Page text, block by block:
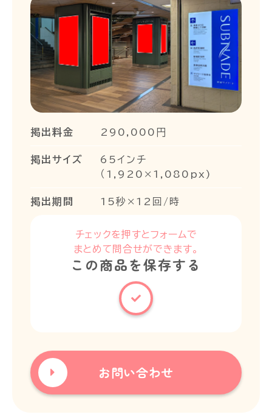
掲出料金 290,000円
掲出サイズ
65インチ
（1,920×1,080px)
掲出期間 15秒×12回/時
チェックを押すとフォームで
まとめて問合せができます。
この商品を保存する
お問い合わせ